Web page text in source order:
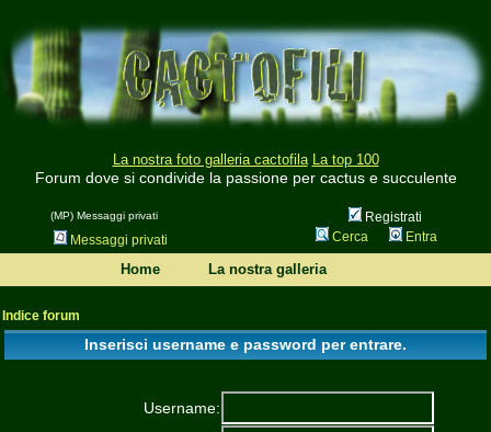
La nostra foto galleria cactofila La top 100
Forum dove si condivide la passione per cactus e succulente
(MP) Messaggi privati
Registrati
Messaggi privati
Cerca Entra
Home La nostra galleria
Indice forum
Inserisci username e password per entrare.
Username: